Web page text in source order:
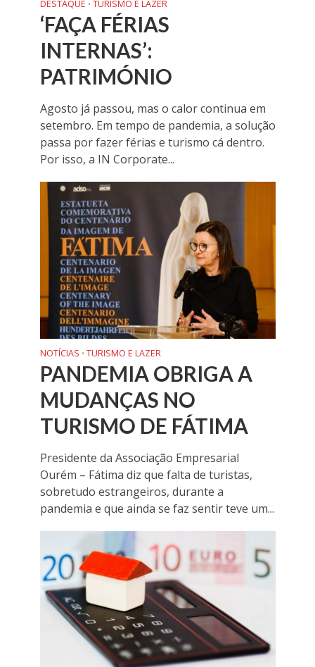
DESTAQUE • TURISMO E LAZER
‘FAÇA FÉRIAS
INTERNAS’:
PATRIMÓNIO
Agosto já passou, mas o calor continua em
setembro. Em tempo de pandemia, a solução
passa por fazer férias e turismo cá dentro.
Por isso, a IN Corporate...
NOTÍCIAS • TURISMO E LAZER
PANDEMIA OBRIGA A
MUDANÇAS NO
TURISMO DE FÁTIMA
Presidente da Associação Empresarial
Ourém – Fátima diz que falta de turistas,
sobretudo estrangeiros, durante a
pandemia e que ainda se faz sentir teve um...